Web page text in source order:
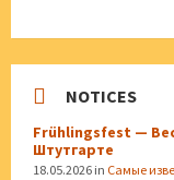
NOTICES
Frühlingsfest —
Штутгарте
18.05.2026 in Самые